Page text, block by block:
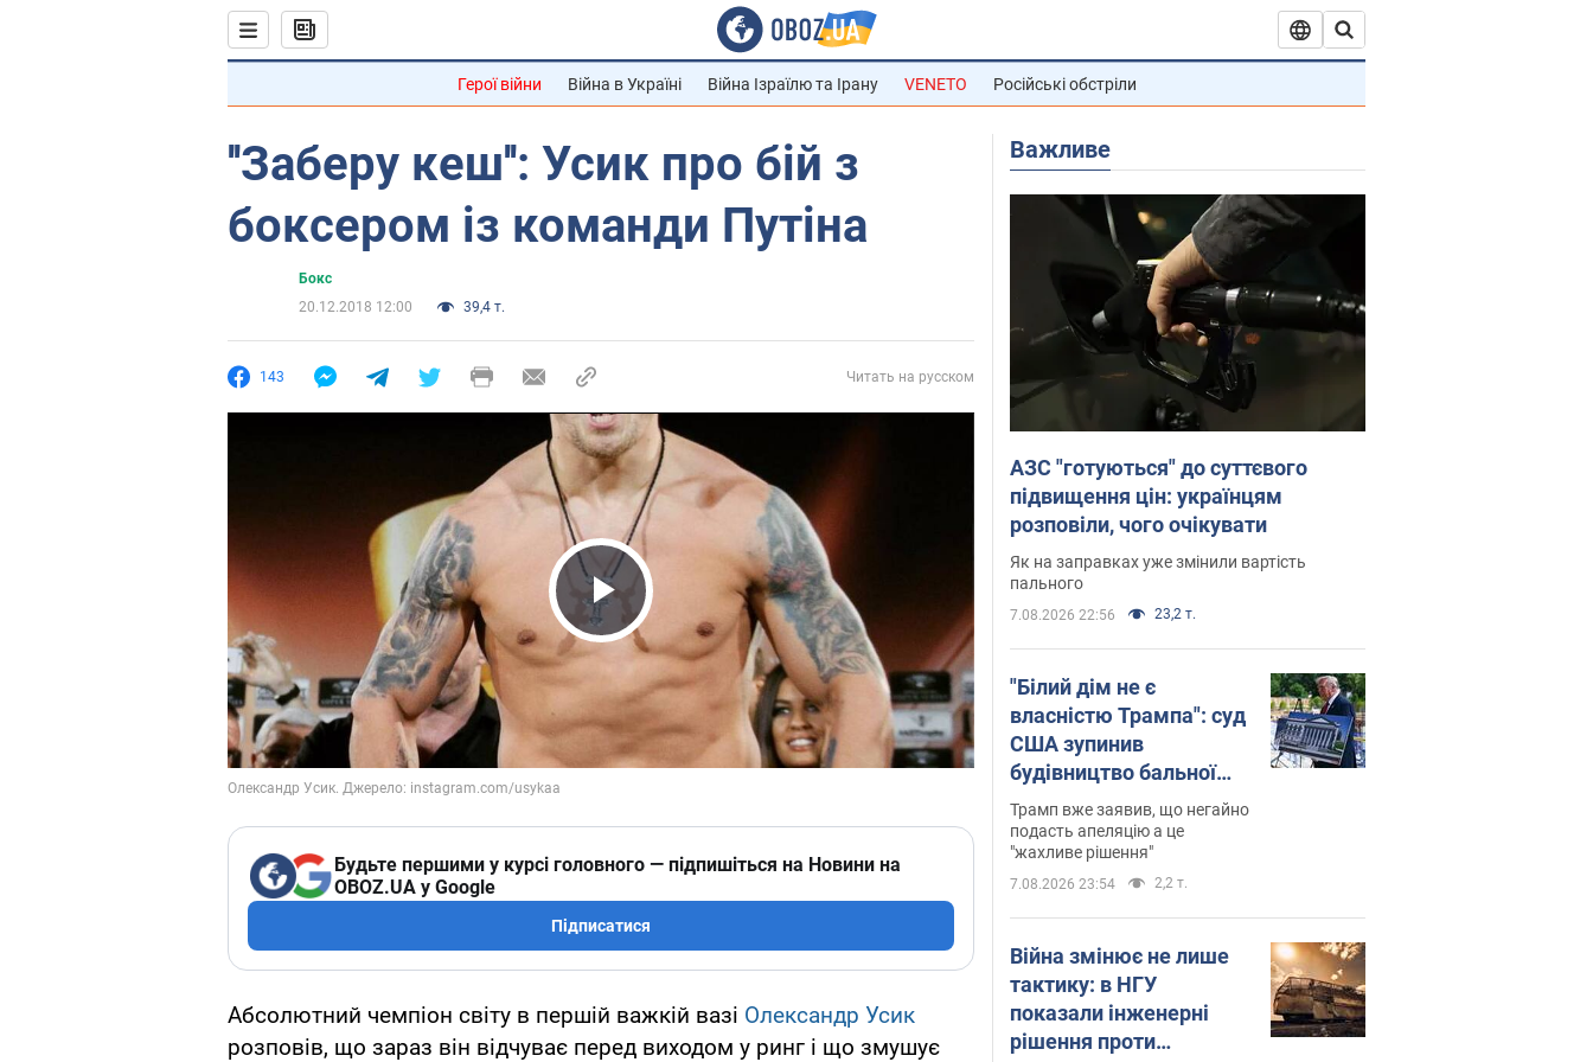
Герої війни Війна в Україні Війна Ізраїлю та Ірану VENETO Російські обстріли
''Заберу кеш'': Усик про бій з
боксером із команди Путіна
Бокс
20.12.2018 12:00
39,4 т.
143 Читать на русском
Play Video
Будьте першими у курсі головного — підпишіться на Новини на
OBOZ.UA у Google
Підписатися
Абсолютний чемпіон світу в першій важкій вазі Олександр Усик
розповів, що зараз він відчуває перед виходом у ринг і що змушує
Важливе
АЗС "готуються" до суттєвого
підвищення цін: українцям
розповіли, чого очікувати
Як на заправках уже змінили вартість
пального
7.08.2026 22:56 23,2 т.
"Білий дім не є
власністю Трампа": суд
США зупинив
будівництво бальної
зали за $400 млн
Трамп вже заявив, що негайно
подасть апеляцію а це
"жахливе рішення"
7.08.2026 23:54 2,2 т.
Війна змінює не лише
тактику: в НГУ
показали інженерні
рішення проти